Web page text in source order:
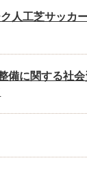
人工芝サッカ
備に関する社